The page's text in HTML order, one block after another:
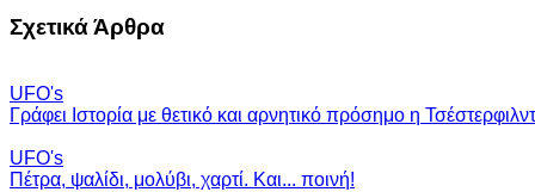
Σχετικά Άρθρα
UFO's
Γράφει Ιστορία με θετικό και αρνητικό πρόσημο η
UFO's
Πέτρα, ψαλίδι, μολύβι, χαρτί. Και... ποινή!